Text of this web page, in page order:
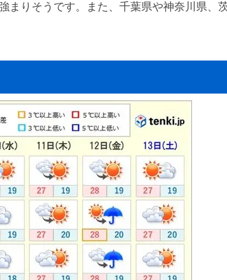
りそうです。また、千葉県や神奈川県、